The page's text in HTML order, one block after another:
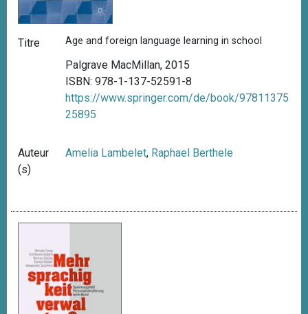
Titre Age and foreign language learning in school
Palgrave MacMillan, 2015
ISBN: 978-1-137-52591-8
https://www.springer.com/de/book/97811375
25895
Auteur
(s)
Amelia Lambelet, Raphael Berthele